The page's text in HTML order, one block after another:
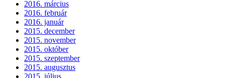
2016. március
2016. február
2016. január
2015. december
2015. november
2015. október
2015. szeptember
2015. augusztus